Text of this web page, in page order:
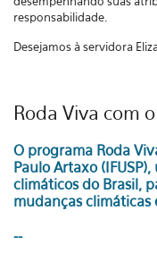
responsabilidade.
Desejamos à servidora
Roda Viva com
O programa Roda
Paulo Artaxo
climáticos do Brasil,
mudanças climáticas
--